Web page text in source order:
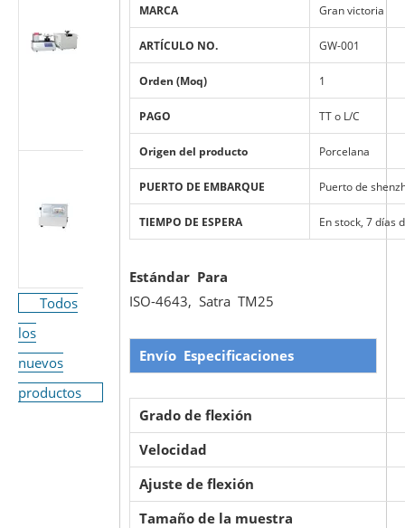
accesorios
cónicos
médicos
(estándar ISO
80369/GB
1962.1)
Máquina de
prueba de
flujo de
dispositivos
7864-2016
Todos
los
nuevos
productos
MARCA Gran victoria
ARTÍCULO NO. GW-001
Orden (Moq) 1
PAGO TT o L/C
Origen del producto Porcelana
PUERTO DE EMBARQUE Puerto de
TIEMPO DE ESPERA En stock, 7 días
Estándar Para
ISO-4643, Satra TM25
Envío Especificaciones
Grado de flexión
Velocidad
Ajuste de flexión
Tamaño de la muestra